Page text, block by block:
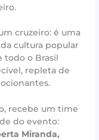
cruzeiro: é uma
cultura popular
todo o Brasil
repleta de
recebe um time
do evento:
Miranda,